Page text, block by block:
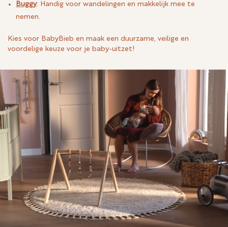
Buggy: Handig voor wandelingen en makkelijk mee te
nemen.
Kies voor BabyBieb en maak een duurzame, veilige en
voordelige keuze voor je baby-uitzet!